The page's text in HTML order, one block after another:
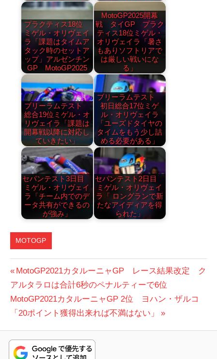
プラクティス18位
ミゲル・オリヴェイ
ラ「課題はタイムア
タック時のセットア
ップ」アルゼンチン
GP MotoGP2025
MotoGP2025開幕
戦 タイGP プラク
ティス18位ミゲル・
オリヴェイラ「暑さ
もありソフトリアで
は厳しい戦いにな
る」
ブリーラムテスト
総合19位ミゲル・オ
リヴェイラ「課題は
開幕戦以降に対応し
ていきたい」
ブリーラムテスト
初日総合17位ミゲ
ル・オリヴェイラ
「ユーズドタイヤの
タイムをもう少し詰
める必要がある」
セパンテスト3日目
ミゲル・オリヴェイ
ラ「チーム内でのデ
ータ共有ができるの
が強み」
セパンテスト2日目
ミゲル・オリヴェイ
ラ「 ロングランで新
たなアイディアを得
られた」
MOTOGP
カ
ル
ー
ャ
GP
投
稿
ナ
ビ
ゲ
前
の
投
稿:
MotoGP2021カタルーニャGP レース結果改定 ク
アルタラロは合計6秒のペナルティーで6位
次
の
稿:
MotoGP2021カタルーニャGP 2位 ヨハン・ザルコ
「20ポイント獲得出来れば不満はない」